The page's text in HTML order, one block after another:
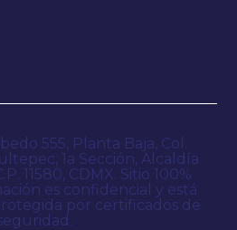
555, Planta Baja, Col.
1a Sección, Alcaldía
11580, CDMX. Sitio 100%
es confidencial y está
por certificados de